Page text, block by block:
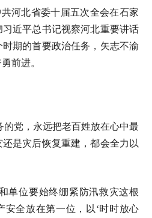
共河北省委十届五次全会在石家
近平总书记视察河北重要讲话
期的首要政治任务，矢志不渝
前进。
的党，永远把老百姓放在心中最
是灾后恢复重建，都会全力以
单位要始终绷紧防汛救灾这根
安全放在第一位，以‘时时放心